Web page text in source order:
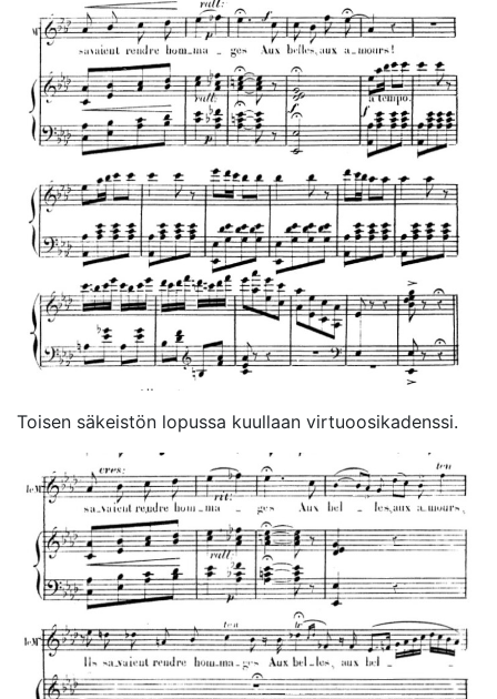
Toisen säkeistön lopussa kuullaan virtuoosikadenssi.